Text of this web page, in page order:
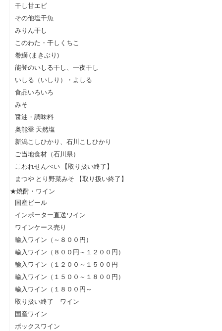
干し甘エビ
その他塩干魚
みりん干し
このわた・干しくちこ
巻鰤 (まきぶり)
能登のいしる干し、一夜干し
いしる（いしり）・よしる
食品いろいろ
みそ
醤油・調味料
奥能登 天然塩
新潟こしひかり、石川こしひかり
ご当地食材（石川県）
こわれせんべい 【取り扱い終了】
まつや とり野菜みそ 【取り扱い終了】
★焼酎・ワイン
国産ビール
インポーター直送ワイン
ワインケース売り
輸入ワイン（～８００円）
輸入ワイン（８００円～１２００円）
輸入ワイン（１２００～１５００円
輸入ワイン（１５００～１８００円）
輸入ワイン（１８００円～
取り扱い終了 ワイン
国産ワイン
ボックスワイン